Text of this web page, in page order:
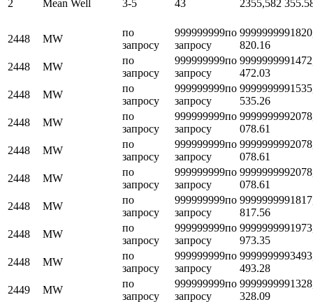
2 Mean Well 3-5 43 2355,582
2448 MW
по
запросу
999999999по
запросу
999999999
820.16
2448
MW
по
запросу
999999999по
запросу
999999999
472.03
2448
MW
по
запросу
999999999по
запросу
999999999
535.26
2448
MW
по
запросу
999999999по
запросу
999999999
078.61
2448
MW
по
запросу
999999999по
запросу
999999999
078.61
2448
MW
по
запросу
999999999по
запросу
999999999
078.61
2448
MW
по
запросу
999999999по
запросу
999999999
817.56
2448
MW
по
запросу
999999999по
запросу
999999999
973.35
2448
MW
по
запросу
999999999по
запросу
999999999
493.28
2449
MW
по
запросу
999999999по
запросу
999999999
328.09